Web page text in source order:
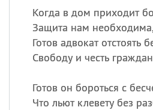
Когда в дом приходит
Защита нам
Готов адвокат отстоять
Свободу и честь
Готов он бороться с
Что льют клевету без